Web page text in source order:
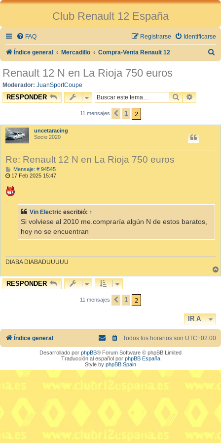
Club Renault 12 España
FAQ Identificarse
Registrarse
Índice general Mercadillo Compra-Venta Renault 12
Renault 12 N en La Rioja 750 euros
Moderador: JuanSportCoupe
RESPONDER BUSCAR
11 mensajes ANTERIOR
1 2
uncetaracing
Socio 2020
Re: Renault 12 N en La Rioja 750 euros
Mensaje: # 94545M
e
17 Feb 2025 15:47
Vin Electric escribió: ↑
Si volviese al 2010 me.compraría algún N de estos baratos,
hoy no se encuentran
DIABA DIABADUUUUU
RESPONDER
11 mensajes ANTERIOR
1 2
IR A
Índice general Todos los horarios son UTC+02:00
Desarrollado por phpBB® Forum Software © phpBB Limited
Traducción al español por phpBB España
Style by phpBB Spain